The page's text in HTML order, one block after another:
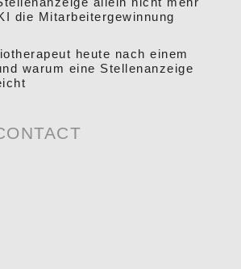
die Mitarbeitergewinnung
heute nach einem
warum eine Stellenanzeige